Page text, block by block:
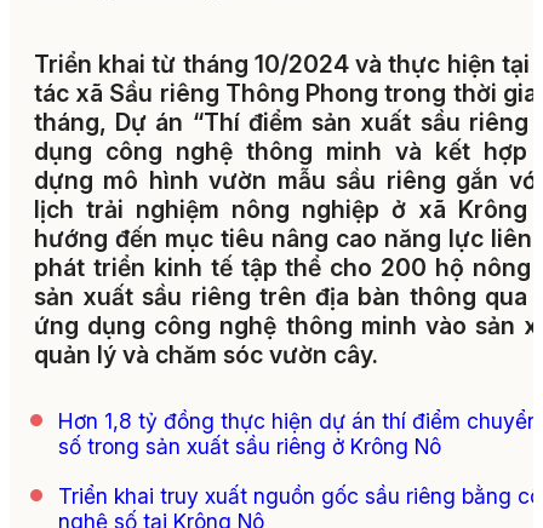
Triển khai từ tháng 10/2024 và thực hiện tại
tác xã Sầu riêng Thông Phongtrong thời
tháng, Dự án “Thí điểm sản xuất sầu riêng
dụng công nghệ thông minh và kết hợp
dựng mô hình vườn mẫu sầu riêng gắn
lịch trải nghiệm nông nghiệp ở xã Krông
hướng đến mục tiêu nâng cao năng lực liên
phát triển kinh tế tập thể cho 200 hộ nông
sản xuất sầu riêng trên địa bàn thông qua
ứng dụng công nghệ thông minh vào sản
quản lý và chăm sóc vườn cây.
Hơn 1,8 tỷ đồng thực hiện dự án thí điểm
số trong sản xuất sầu riêng ở Krông Nô
Triển khai truy xuất nguồn gốc sầu riêng bằng
nghệ số tại Krông Nô